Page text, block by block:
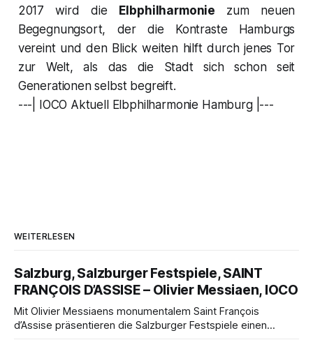
2017 wird die Elbphilharmonie zum neuen
Begegnungsort, der die Kontraste Hamburgs
vereint und den Blick weiten hilft durch jenes Tor
zur Welt, als das die Stadt sich schon seit
Generationen selbst begreift.
---| IOCO Aktuell Elbphilharmonie Hamburg |---
WEITERLESEN
Salzburg, Salzburger Festspiele, SAINT
FRANÇOIS D’ASSISE – Olivier Messiaen, IOCO
Mit Olivier Messiaens monumentalem Saint François
d’Assise präsentieren die Salzburger Festspiele einen